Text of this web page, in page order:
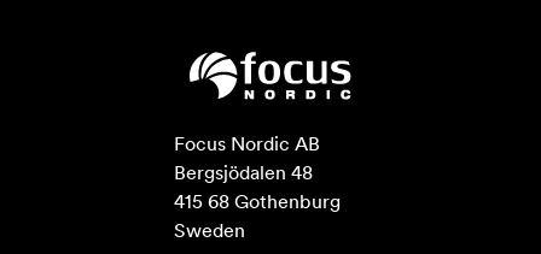
Focus Nordic AB
Bergsjödalen 48
415 68 Gothenburg
Sweden